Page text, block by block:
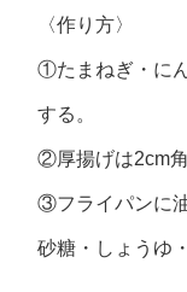
〈作り方〉
①たまねぎ・に
する。
②厚揚げは2cm角
③フライパンに
砂糖・しょうゆ